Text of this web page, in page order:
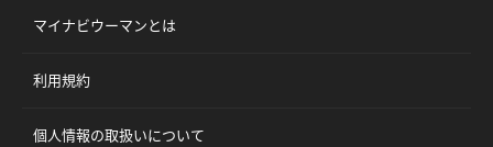
マイナビウーマンとは
利用規約
個人情報の取扱いについて